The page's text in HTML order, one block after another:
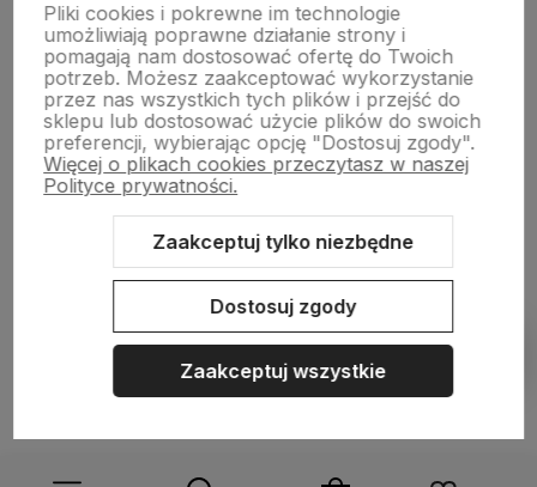
NASZA SELEKCJA
POMOC
KONTO
Sklep internetowy Shoper.pl Szablon Shoper Modern 3.0™
GrowCommerce
Pliki cookies i pokrewne im technologie
umożliwiają poprawne działanie strony i
pomagają nam dostosować ofertę do Twoich
potrzeb. Możesz zaakceptować wykorzystanie
przez nas wszystkich tych plików i przejść do
sklepu lub dostosować użycie plików do swoich
preferencji, wybierając opcję "Dostosuj zgody".
Więcej o plikach cookies przeczytasz w naszej
Polityce prywatności.
Zaakceptuj tylko niezbędne
Dostosuj zgody
Zaakceptuj wszystkie